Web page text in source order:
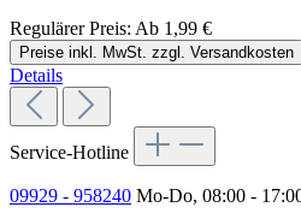
Regulärer Preis: Ab 1,99 €
Preise inkl. MwSt. zzgl. Versandkosten
Details
Service-Hotline
09929 - 958240 Mo-Do, 08:00 -